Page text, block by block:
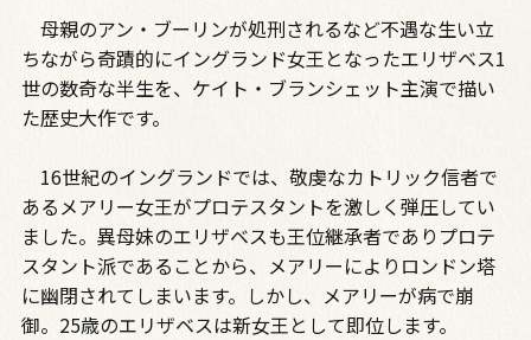
母親のアン・ブーリンが処刑されるなど不遇な生い立
ちながら奇蹟的にイングランド女王となったエリザベス1
世の数奇な半生を、ケイト・ブランシェット主演で描い
た歴史大作です。
16世紀のイングランドでは、敬虔なカトリック信者で
あるメアリー女王がプロテスタントを激しく弾圧してい
ました。異母妹のエリザベスも王位継承者でありプロテ
スタント派であることから、メアリーによりロンドン塔
に幽閉されてしまいます。しかし、メアリーが病で崩
御。25歳のエリザベスは新女王として即位します。